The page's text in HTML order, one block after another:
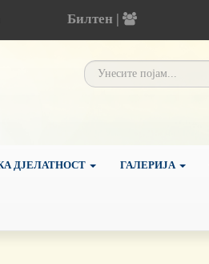
Билтен |
ДЈЕЛАТНОСТ ГАЛЕРИЈА